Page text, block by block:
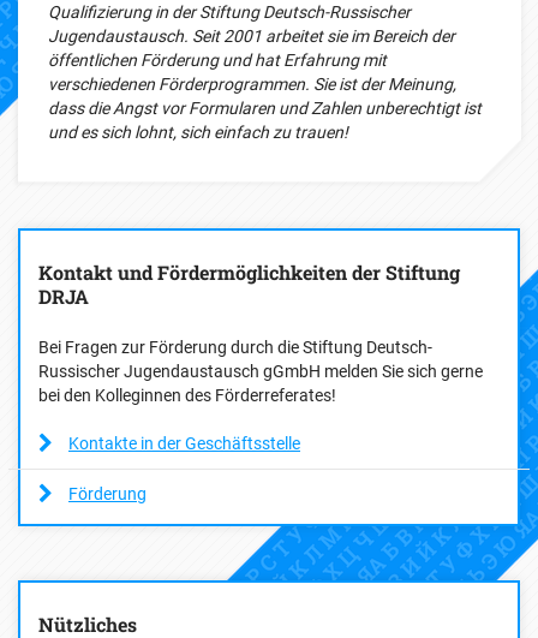
Qualifizierung in der Stiftung Deutsch-Russischer
Jugendaustausch. Seit 2001 arbeitet sie im Bereich der
öffentlichen Förderung und hat Erfahrung mit
verschiedenen Förderprogrammen. Sie ist der Meinung,
dass die Angst vor Formularen und Zahlen unberechtigt ist
und es sich lohnt, sich einfach zu trauen!
Kontakt und Fördermöglichkeiten der Stiftung
DRJA
Bei Fragen zur Förderung durch die Stiftung Deutsch-
Russischer Jugendaustausch gGmbH melden Sie sich gerne
bei den Kolleginnen des Förderreferates!
Kontakte in der Geschäftsstelle
Förderung
Nützliches